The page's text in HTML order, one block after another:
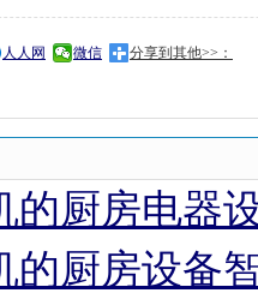
人人网 微信 分享到其他>>：
的厨房电器
的厨房设备